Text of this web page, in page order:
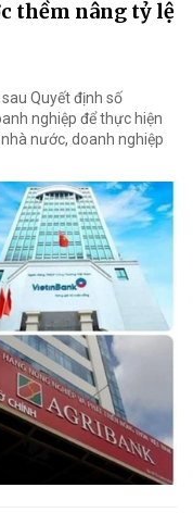
thềm nâng tỷ lệ
sau Quyết định số
nghiệp để thực hiện
nước, doanh nghiệp